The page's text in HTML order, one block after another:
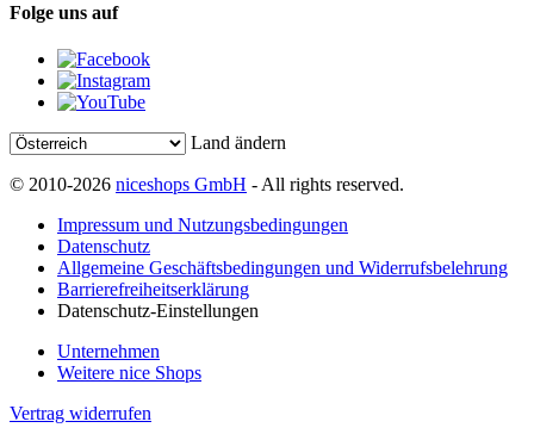
Folge uns auf
Land ändern
© 2010-2026 niceshops GmbH - All rights reserved.
Impressum und Nutzungsbedingungen
Datenschutz
Allgemeine Geschäftsbedingungen und Widerrufsbelehrung
Barrierefreiheitserklärung
Datenschutz-Einstellungen
Unternehmen
Weitere nice Shops
Vertrag widerrufen